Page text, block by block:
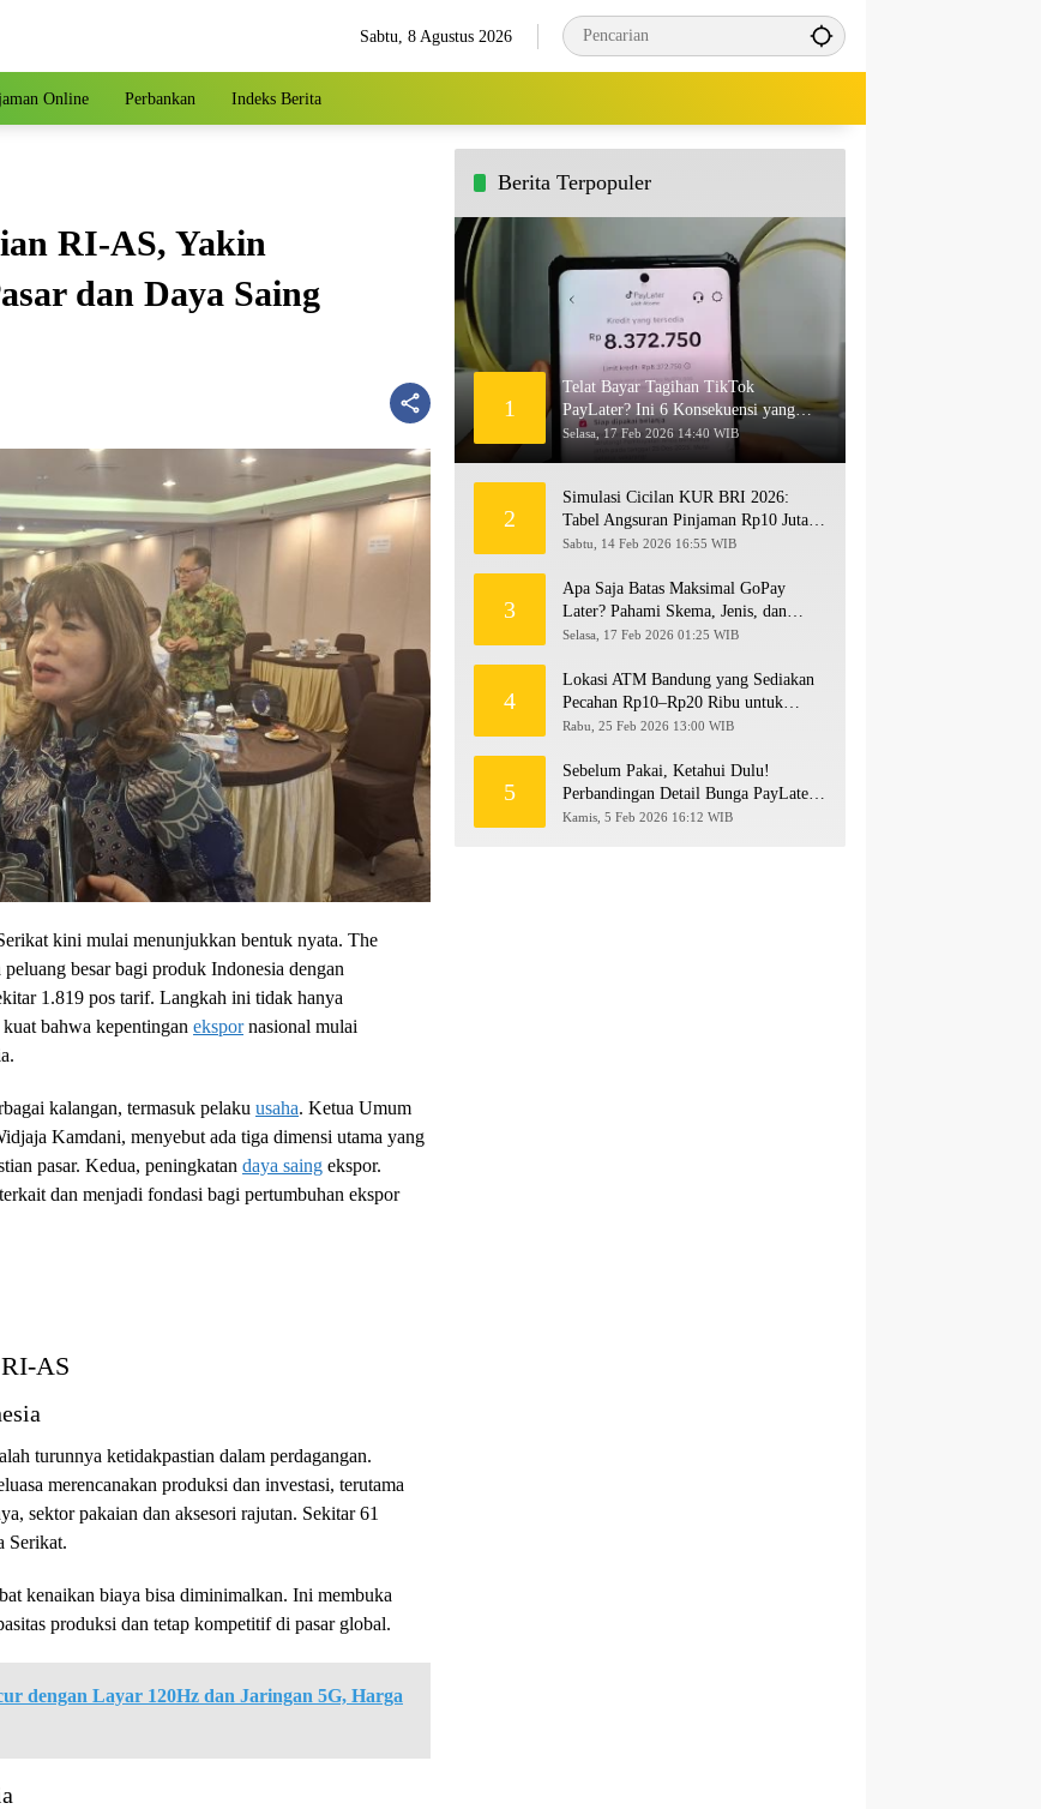
Sabtu, 8 Agustus 2026
Online Perbankan Indeks Berita
RI-AS, Yakin
dan Daya Saing
kini mulai menunjukkan bentuk nyata. The
besar bagi produk Indonesia dengan
1.819 pos tarif. Langkah ini tidak hanya
bahwa kepentingan ekspornasional mulai
kalangan, termasuk pelaku usaha. Ketua Umum
Kamdani, menyebut ada tiga dimensi utama yang
pasar. Kedua, peningkatan daya saing ekspor.
dan menjadi fondasi bagi pertumbuhan ekspor
AS
turunnya ketidakpastian dalam perdagangan.
merencanakan produksi dan investasi, terutama
sektor pakaian dan aksesori rajutan. Sekitar 61
Serikat.
kenaikan biaya bisa diminimalkan. Ini membuka
produksi dan tetap kompetitif di pasar global.
dengan Layar 120Hz dan Jaringan 5G, Harga
Berita Terpopuler
1
Telat Bayar Tagihan TikTok
PayLater? Ini 6 Konsekuensi yang
Akan Terjadi
Selasa, 17 Feb 2026 14:40 WIB
2
Simulasi Cicilan KUR BRI 2026:
Tabel Angsuran Pinjaman Rp10 Juta
hingga Rp500 Juta
Sabtu, 14 Feb 2026 16:55 WIB
3
Apa Saja Batas Maksimal GoPay
Later? Pahami Skema, Jenis, dan
Langkah Upgrade Limit
Selasa, 17 Feb 2026 01:25 WIB
4
Lokasi ATM Bandung yang Sediakan
Pecahan Rp10–Rp20 Ribu untuk
Persiapan THR 2026!
Rabu, 25 Feb 2026 13:00 WIB
5
Sebelum Pakai, Ketahui Dulu!
Perbandingan Detail Bunga PayLater
Kredivo, SPayLater, dan SPinjam
Kamis, 5 Feb 2026 16:12 WIB